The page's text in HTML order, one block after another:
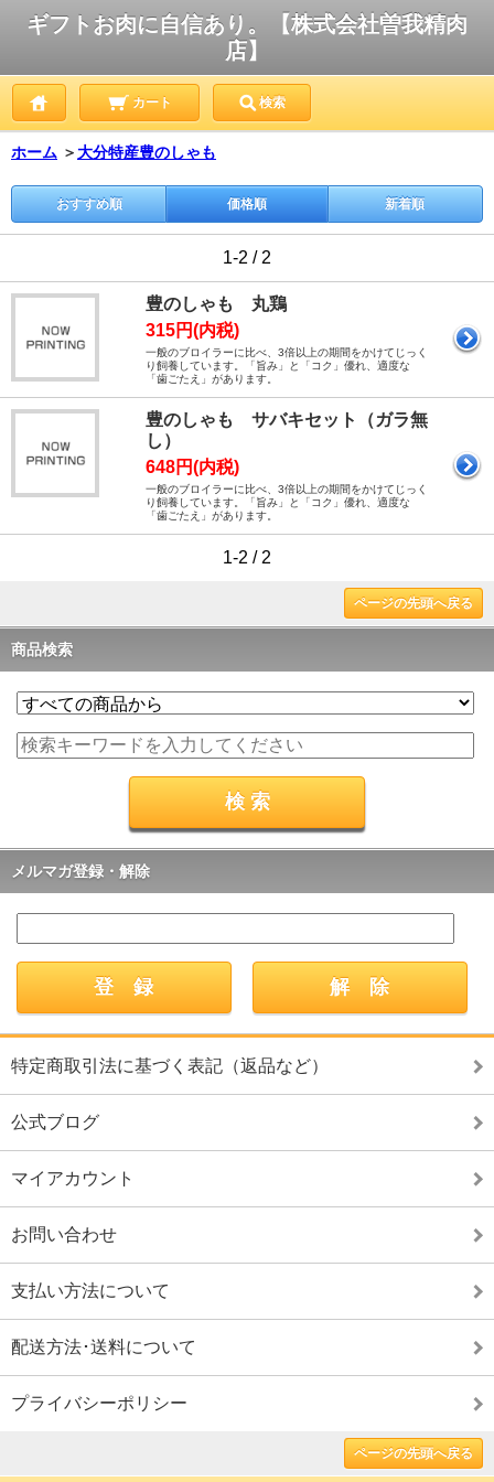
ギフトお肉に自信あり。【株式会社曽我精肉
店】
カート 検索
ホーム ＞大分特産豊のしゃも
おすすめ順 価格順 新着順
1-2 / 2
豊のしゃも 丸鶏
315円(内税)
一般のブロイラーに比べ、3倍以上の期間をかけてじっく
り飼養しています。「旨み」と「コク」優れ、適度な
「歯ごたえ」があります。
豊のしゃも サバキセット（ガラ無
し）
648円(内税)
一般のブロイラーに比べ、3倍以上の期間をかけてじっく
り飼養しています。「旨み」と「コク」優れ、適度な
「歯ごたえ」があります。
1-2 / 2
ページの先頭へ戻る
商品検索
メルマガ登録・解除
特定商取引法に基づく表記（返品など）
公式ブログ
マイアカウント
お問い合わせ
支払い方法について
配送方法･送料について
プライバシーポリシー
ページの先頭へ戻る